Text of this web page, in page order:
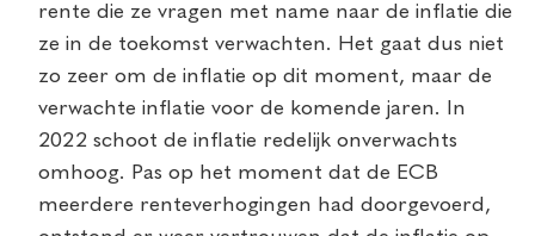
rente die ze vragen met name naar de inflatie die
ze in de toekomst verwachten. Het gaat dus niet
zo zeer om de inflatie op dit moment, maar de
verwachte inflatie voor de komende jaren. In
2022 schoot de inflatie redelijk onverwachts
omhoog. Pas op het moment dat de ECB
meerdere renteverhogingen had doorgevoerd,